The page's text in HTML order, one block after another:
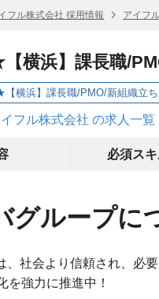
フル株式会社 採用情報 アイフ
横浜】課長職/
【横浜】課長職/PMO/新組織立
フル株式会社 の求人一覧
必須ス
グループに
、社会より信頼され、必
を強力に推進中！